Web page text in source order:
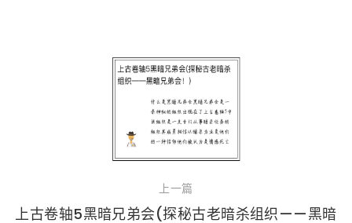
上一篇
上古卷轴5黑暗兄弟会(探秘古老暗杀组织——黑暗